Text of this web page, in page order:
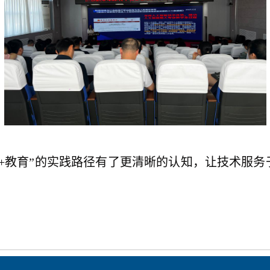
教育”的实践路径有了 更清晰的认知，让技术服务